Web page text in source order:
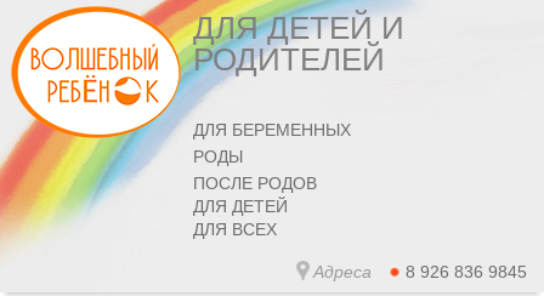
ДЛЯ ДЕТЕЙ И
РОДИТЕЛЕЙ
ДЛЯ БЕРЕМЕННЫХ
РОДЫ
ПОСЛЕ РОДОВ
ДЛЯ ДЕТЕЙ
ДЛЯ ВСЕХ
Адреса 8 926 836 9845